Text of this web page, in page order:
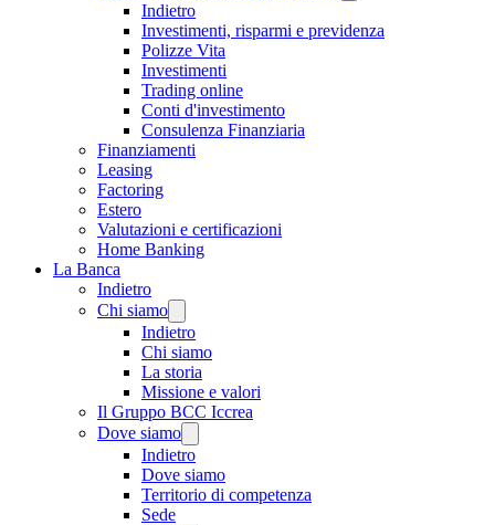
Indietro
Investimenti, risparmi e previdenza
Polizze Vita
Investimenti
Trading online
Conti d'investimento
Consulenza Finanziaria
Finanziamenti
Leasing
Factoring
Estero
Valutazioni e certificazioni
Home Banking
La Banca
Indietro
Chi siamo
Indietro
Chi siamo
La storia
Missione e valori
Il Gruppo BCC Iccrea
Dove siamo
Indietro
Dove siamo
Territorio di competenza
Sede